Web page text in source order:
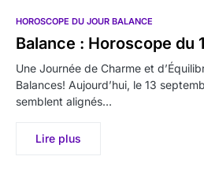
HOROSCOPE DU JOUR BALANCE
Balance : Horoscope du
Une Journée de Charme et
Balances! Aujourd’hui, le 13
semblent alignés…
Lire plus